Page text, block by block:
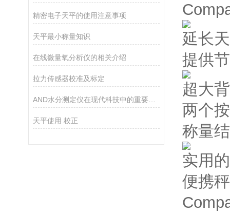
精密电子天平的使用注意事项
天平最小称量知识
在线微量氧分析仪的相关介绍
拉力传感器校准及标定
AND水分测定仪在现代科技中的重要作用
天平使用 校正
延长
提供
超大
两个
称量
实用
便携